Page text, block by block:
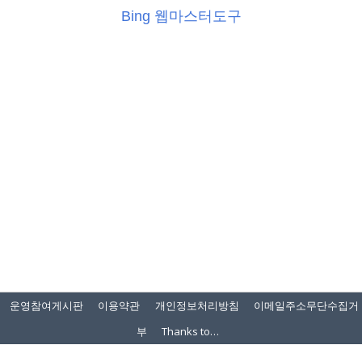
Bing 웹마스터도구
운영참여게시판 이용약관 개인정보처리방침
이메일주소무단수집거
부
Thanks to…